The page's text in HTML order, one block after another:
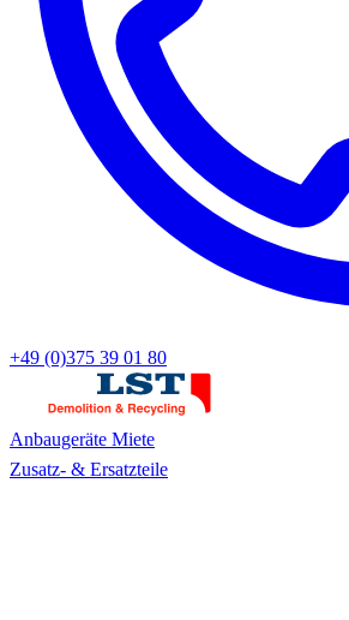
+49 (0)375 39 01 80
Anbaugeräte Miete
Zusatz- & Ersatzteile